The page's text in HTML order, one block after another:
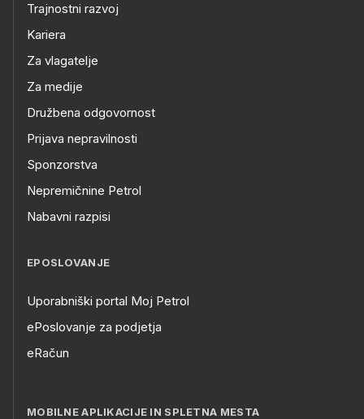
Trajnostni razvoj
Kariera
Za vlagatelje
Za medije
Družbena odgovornost
Prijava nepravilnosti
Sponzorstva
Nepremičnine Petrol
Nabavni razpisi
EPOSLOVANJE
Uporabniški portal Moj Petrol
ePoslovanje za podjetja
eRačun
MOBILNE APLIKACIJE IN SPLETNA MESTA